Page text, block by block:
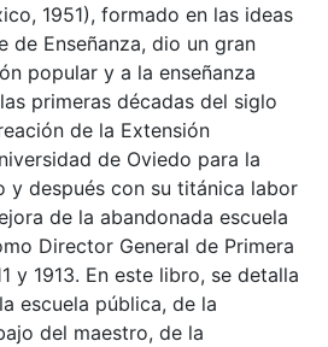
1951), formado en las ideas
de Enseñanza, dio un gran
popular y a la enseñanza
primeras décadas del siglo
de la Extensión
de Oviedo para la
y después con su titánica labor
de la abandonada escuela
Director General de Primera
y 1913. En este libro, se detalla
escuela pública, de la
del maestro, de la